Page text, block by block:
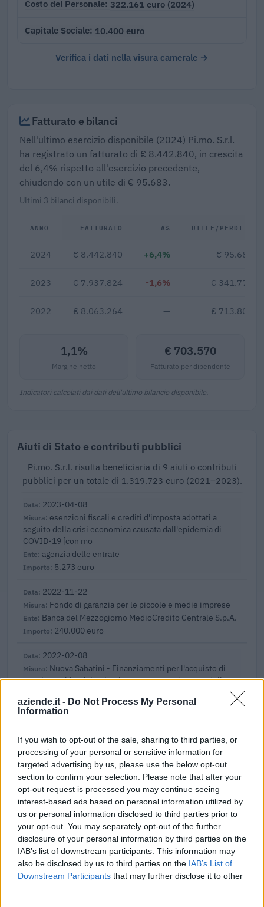
aziende.it - Do Not Process My Personal
Information
If you wish to opt-out of the sale, sharing to third parties, or
processing of your personal or sensitive information for
targeted advertising by us, please use the below opt-out
section to confirm your selection. Please note that after your
opt-out request is processed you may continue seeing
interest-based ads based on personal information utilized by
us or personal information disclosed to third parties prior to
your opt-out. You may separately opt-out of the further
disclosure of your personal information by third parties on the
IAB’s list of downstream participants. This information may
also be disclosed by us to third parties on the IAB’s List of
Downstream Participants that may further disclose it to other
Costo del Personale 322.161 euro (2024)
Capitale Sociale 10.400 euro
Verifica i dati nella visura camerale →
Fatturato e bilanci
Nell'ultimo esercizio disponibile (2024) Pi.mo. S.r.l.
ha registrato un fatturato di € 8.442.840, in crescita
del 6,4% rispetto all'esercizio precedente,
chiudendo con un utile di € 95.683.
Ultimi 3 bilanci disponibili.
ANNO FATTURATO Δ% UTILE/PERDITA
2024 € 8.442.840 +6,4% € 95.683
2023 € 7.937.824 -1,6% € 341.776
2022 € 8.063.264 — € 713.806
1,1%
Margine netto
€ 703.570
Fatturato per dipendente
Indicatori calcolati dai dati dell'ultimo bilancio disponibile.
Aiuti di Stato e contributi pubblici
Pi.mo. S.r.l. risulta beneficiaria di 9 aiuti o contributi
pubblici per un totale di 1.319.723 euro (2021–2023).
2023-04-08
esenzioni fiscali e crediti d'imposta adottati a
seguito della crisi economica causata dall'epidemia di
COVID-19 [con mo
agenzia delle entrate
5.273 euro
2022-11-22
Fondo di garanzia per le piccole e medie imprese
Banca del Mezzogiorno MedioCredito Centrale S.p.A.
240.000 euro
2022-02-08
Nuova Sabatini - Finanziamenti per l'acquisto di
nuovi macchinari, impianti e attrezzature da parte delle
Ministero delle Imprese e del Made in Italy -
Dipartimento per le politiche per
2021-12-15
esenzioni fiscali e crediti d'imposta adottati a
seguito della crisi economica causata dall'epidemia di
COVID-19 [con mo
agenzia delle entrate
502 euro
2021-12-11
Nuova Sabatini - Finanziamenti per l'acquisto di
nuovi macchinari, impianti e attrezzature da parte delle
piccole e medi
Ministero delle Imprese e del Made in Italy -